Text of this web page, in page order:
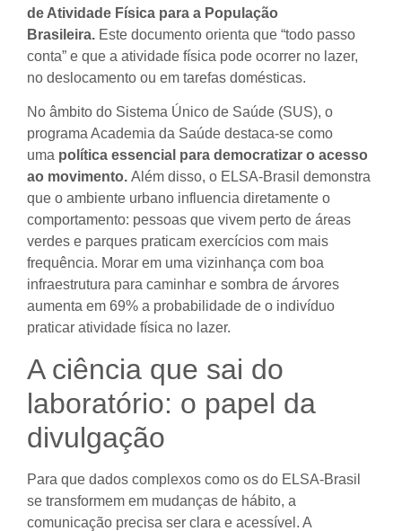
de Atividade Física para a População
Brasileira. Este documento orienta que “todo passo
conta” e que a atividade física pode ocorrer no lazer,
no deslocamento ou em tarefas domésticas.
No âmbito do Sistema Único de Saúde (SUS), o
programa Academia da Saúde destaca-se como
uma política essencial para democratizar o acesso
ao movimento. Além disso, o ELSA-Brasil demonstra
que o ambiente urbano influencia diretamente o
comportamento: pessoas que vivem perto de áreas
verdes e parques praticam exercícios com mais
frequência. Morar em uma vizinhança com boa
infraestrutura para caminhar e sombra de árvores
aumenta em 69% a probabilidade de o indivíduo
praticar atividade física no lazer.
A ciência que sai do
laboratório: o papel da
divulgação
Para que dados complexos como os do ELSA-Brasil
se transformem em mudanças de hábito, a
comunicação precisa ser clara e acessível. A